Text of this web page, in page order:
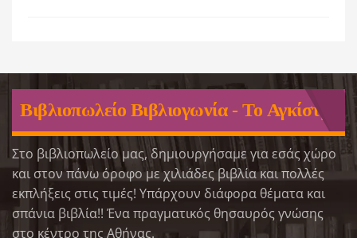
Βιβλιοπωλείο Βιβλιογωνία - Το Αγκίστρι
Στο βιβλιοπωλείο μας, δημιουργήσαμε για εσάς χώρο
και στον πάνω όροφο με χιλιάδες βιβλία και πολλές
εκπλήξεις στις τιμές! Υπάρχουν διάφορα θέματα και
σπάνια βιβλία!! Ένα πραγματικός θησαυρός γνώσης
στο κέντρο της Αθήνας.